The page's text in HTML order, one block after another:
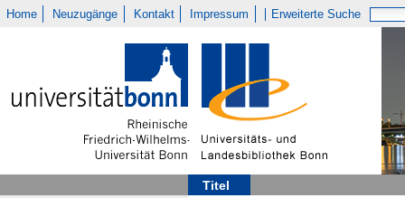
Home Neuzugänge Kontakt Impressum Erweiterte Suche
Titel